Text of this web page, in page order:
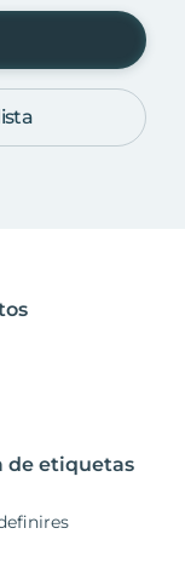
de etiquetas